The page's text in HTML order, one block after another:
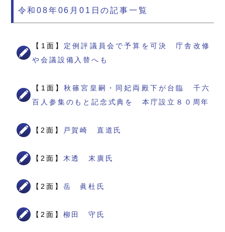
令和08年06月01日の記事一覧
【1面】 定例評議員会で予算を可決 庁舎改修
や会議設備入替へも
【1面】秋篠宮皇嗣・同妃両殿下が台臨 千六
百人参集のもと記念式典を 本庁設立８０周年
【2面】 戸賀崎 直道氏
【2面】 木透 末廣氏
【2面】 岳 眞杜氏
【2面】 柳田 守氏